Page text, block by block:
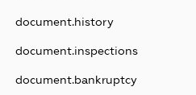
document.history
document.inspections
document.bankruptcy